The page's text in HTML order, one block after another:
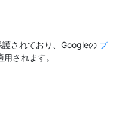
されており、Googleの プ
用されます。